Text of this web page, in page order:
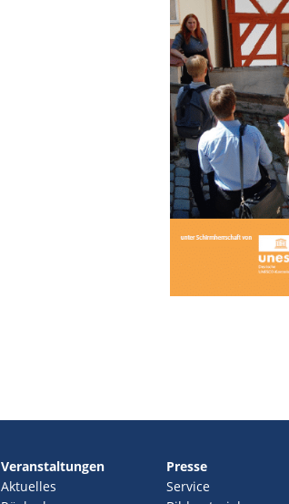
Veranstaltungen
Aktuelles
Presse
Service